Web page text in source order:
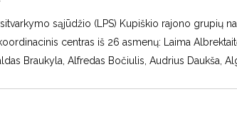
sąjūdžio (LPS) Kupiškio rajono grupių
centras iš 26 asmenų: Laima
Braukyla, Alfredas Bočiulis, Audrius Daukša,